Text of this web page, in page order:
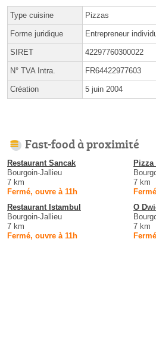
Type cuisine Pizzas
Forme juridique Entrepreneur
SIRET 42297760300022
N° TVA Intra. FR64422977603
Création 5 juin 2004
Fast-food à proximité
Restaurant Sancak
Bourgoin-Jallieu
7 km
Fermé, ouvre à 11h
7 km
Restaurant Istambul
Bourgoin-Jallieu
7 km
Fermé, ouvre à 11h
O
7 km